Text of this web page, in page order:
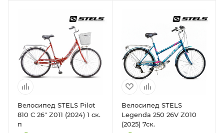
Велосипед STELS Pilot
810 C 26" Z011 (2024) 1 ск.
п
Велосипед STELS
Legenda 250 26V Z010
(2025) 7ск.